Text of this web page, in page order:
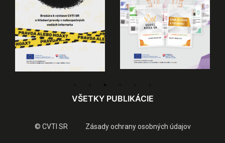
VŠETKY PUBLIKÁCIE
© CVTI SR Zásady ochrany osobných údajov